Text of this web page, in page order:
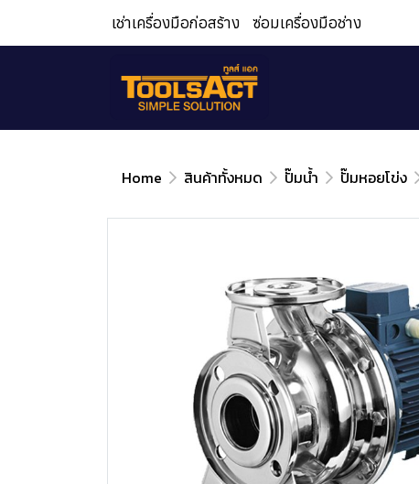
เช่าเครื่องมือก่อสร้าง ซ่อมเครื่องมือช่าง
Home สินค้าทั้งหมด ปั๊มน้ำ ปั๊มหอยโข่ง